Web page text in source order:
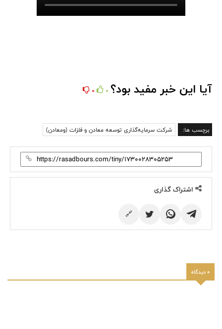
آیا این خبر مفید بود؟ 0
0
برچسب ها: شرکت سرمایه‌گذاری توسعه معادن و فلزات (ومعادن)
اشتراک گذاری
🔗
0 دیدگاه